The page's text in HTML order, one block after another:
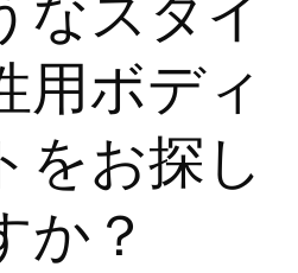
用ボディ
をお探し
か？